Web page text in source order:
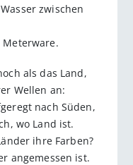
zwischen
als das Land,
Wellen an:
nach Süden,
wo Land ist.
ihre Farben?
angemessen ist.